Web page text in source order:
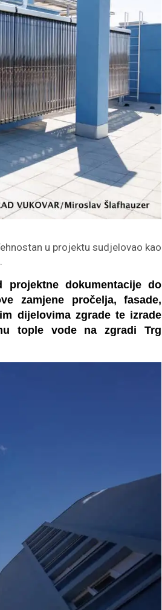
u projektu sudjelovao kao
dokumentacije do
zamjene pročelja, fasade,
dijelovima zgrade te izrade
tople vode na zgradi Trg